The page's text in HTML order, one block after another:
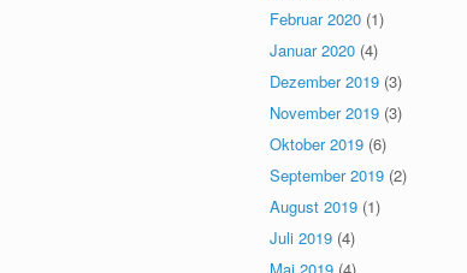
Februar 2020 (1)
Januar 2020 (4)
Dezember 2019 (3)
November 2019 (3)
Oktober 2019 (6)
September 2019 (2)
August 2019 (1)
Juli 2019 (4)